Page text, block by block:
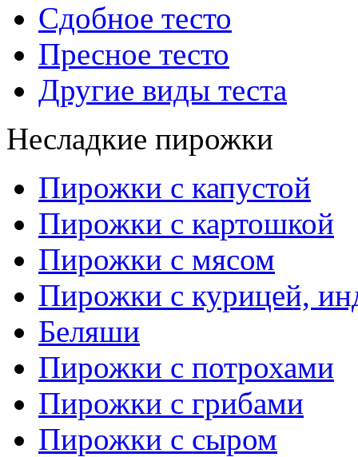
Сдобное тесто
Пресное тесто
Другие виды теста
Несладкие пирожки
Пирожки с капустой
Пирожки с картошкой
Пирожки с мясом
Пирожки с курицей,
Беляши
Пирожки с потрохами
Пирожки с грибами
Пирожки с сыром